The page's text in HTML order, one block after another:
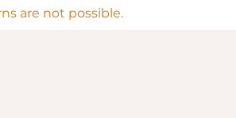
are not possible.